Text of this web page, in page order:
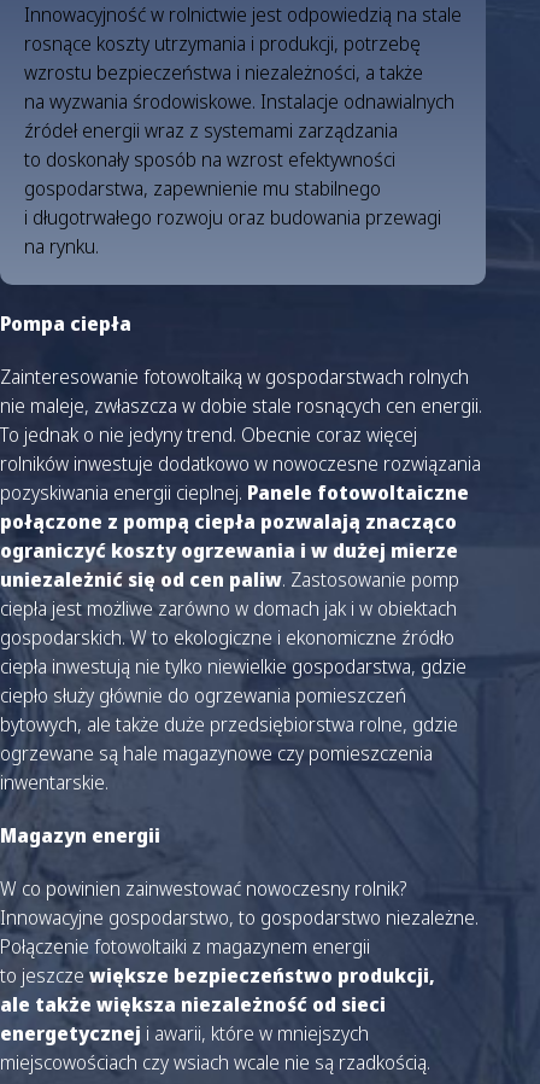
Innowacyjność w rolnictwie jest odpowiedzią na stale
rosnące koszty utrzymania i produkcji, potrzebę
wzrostu bezpieczeństwa i niezależności, a także
na wyzwania środowiskowe. Instalacje odnawialnych
źródeł energii wraz z systemami zarządzania
to doskonały sposób na wzrost efektywności
gospodarstwa, zapewnienie mu stabilnego
i długotrwałego rozwoju oraz budowania przewagi
na rynku.
Pompa ciepła
Zainteresowanie fotowoltaiką w gospodarstwach rolnych
nie maleje, zwłaszcza w dobie stale rosnących cen energii.
To jednak o nie jedyny trend. Obecnie coraz więcej
rolników inwestuje dodatkowo w nowoczesne rozwiązania
pozyskiwania energii cieplnej. Panele fotowoltaiczne
połączone z pompą ciepła pozwalają znacząco
ograniczyć koszty ogrzewania i w dużej mierze
uniezależnić się od cen paliw. Zastosowanie pomp
ciepła jest możliwe zarówno w domach jak i w obiektach
gospodarskich. W to ekologiczne i ekonomiczne źródło
ciepła inwestują nie tylko niewielkie gospodarstwa, gdzie
ciepło służy głównie do ogrzewania pomieszczeń
bytowych, ale także duże przedsiębiorstwa rolne, gdzie
ogrzewane są hale magazynowe czy pomieszczenia
inwentarskie.
Magazyn energii
W co powinien zainwestować nowoczesny rolnik?
Innowacyjne gospodarstwo, to gospodarstwo niezależne.
Połączenie fotowoltaiki z magazynem energii
to jeszcze większe bezpieczeństwo produkcji,
ale także większa niezależność od sieci
energetycznej i awarii, które w mniejszych
miejscowościach czy wsiach wcale nie są rzadkością.